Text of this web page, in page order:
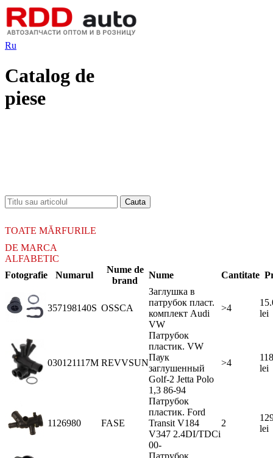
Ru
Catalog de
piese
TOATE MĂRFURILE
DE MARCA
ALFABETIC
Fotografie
Numarul
Nume de
brand
Nume Cantitate
357198140S OSSCA
Заглушка в
патрубок пласт.
комплект Audi
VW
>4
lei
030121117M REVVSUN
Патрубок
пластик. VW
Паук
заглушенный
Golf-2 Jetta Polo
1,3 86-94
>4
lei
1126980 FASE
Патрубок
пластик. Ford
Transit V184
V347 2.4DI/TDCi
00-
2
lei
Патрубок